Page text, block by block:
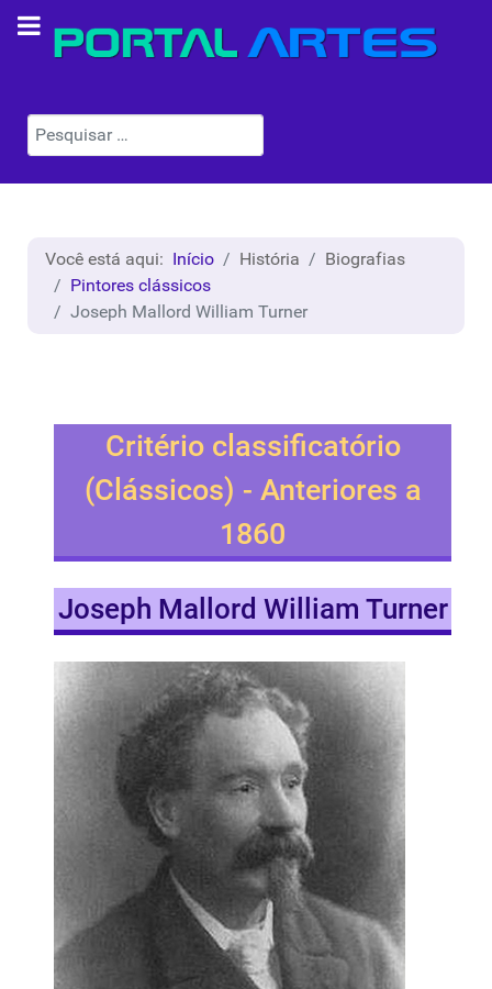
Pesquisar
Você está aqui: Início História
Biografias
Pintores clássicos
Joseph Mallord William Turner
Critério classificatório
(Clássicos) - Anteriores a
1860
Joseph Mallord William Turner